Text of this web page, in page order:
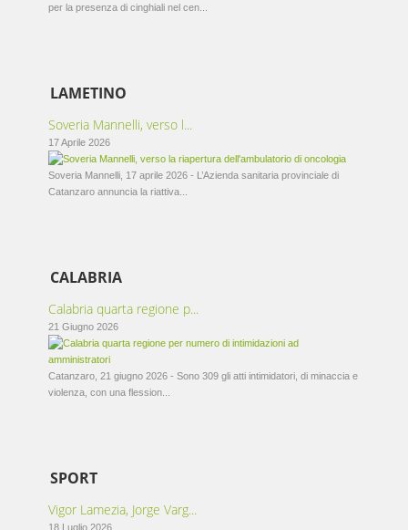
per la presenza di cinghiali nel cen...
LAMETINO
Soveria Mannelli, verso l...
17 Aprile 2026
Soveria Mannelli, 17 aprile 2026 - L’Azienda sanitaria provinciale di
Catanzaro annuncia la riattiva...
CALABRIA
Calabria quarta regione p...
21 Giugno 2026
Catanzaro, 21 giugno 2026 - Sono 309 gli atti intimidatori, di minaccia e
violenza, con una flession...
SPORT
Vigor Lamezia, Jorge Varg...
18 Luglio 2026